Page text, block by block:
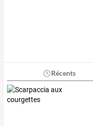
Récents